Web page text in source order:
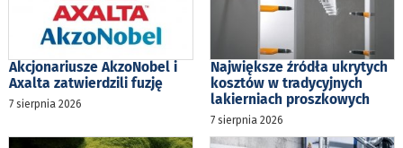
Akcjonariusze AkzoNobel i
Axalta zatwierdzili fuzję
7 sierpnia 2026
Największe źródła ukrytych
kosztów w tradycyjnych
lakierniach proszkowych
7 sierpnia 2026